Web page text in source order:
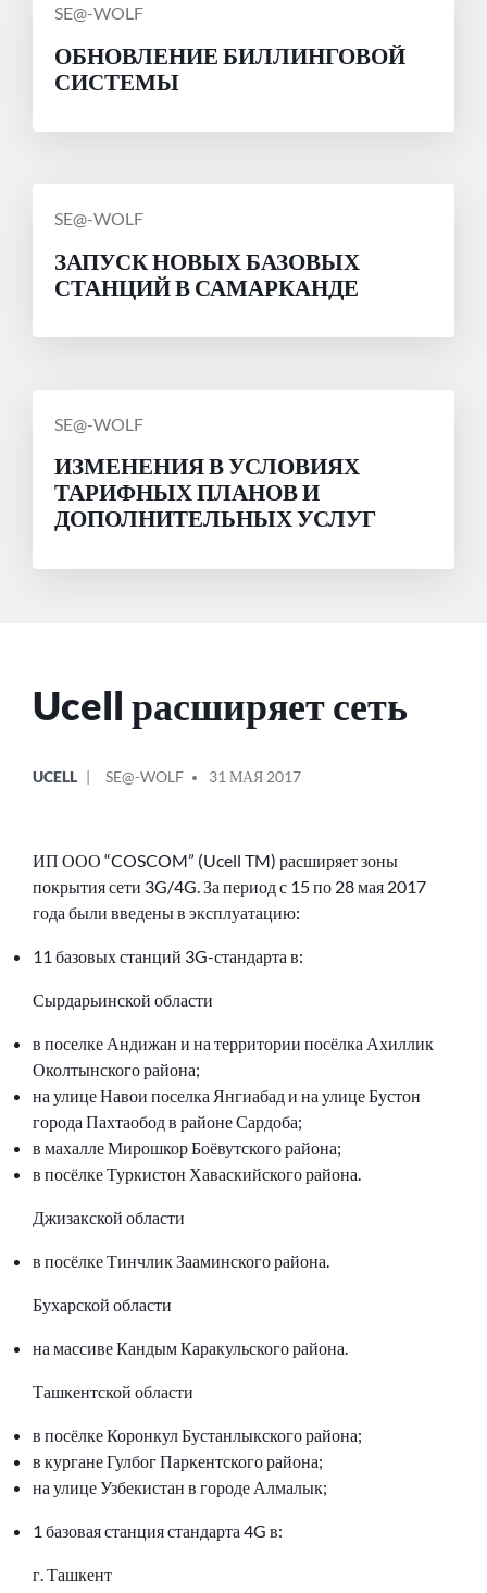
СООБЩЕНИЕ
SE@-WOLF
ОБНОВЛЕНИЕ БИЛЛИНГОВОЙ
СИСТЕМЫ
СООБЩЕНИЕ
SE@-WOLF
ЗАПУСК НОВЫХ БАЗОВЫХ
СТАНЦИЙ В САМАРКАНДЕ
СООБЩЕНИЕ
SE@-WOLF
ИЗМЕНЕНИЯ В УСЛОВИЯХ
ТАРИФНЫХ ПЛАНОВ И
ДОПОЛНИТЕЛЬНЫХ УСЛУГ
Ucell расширяет сеть
В
UCELL
ОТ
SE@-WOLF 31 МАЯ 2017
ИП ООО “COSCOM” (Ucell TM) расширяет зоны
покрытия сети 3G/4G. За период с 15 по 28 мая 2017
года были введены в эксплуатацию:
11 базовых станций 3G-стандарта в:
Сырдарьинской области
в поселке Андижан и на территории посёлка Ахиллик
Околтынского района;
на улице Навои поселка Янгиабад и на улице Бустон
города Пахтаобод в районе Сардоба;
в махалле Мирошкор Боёвутского района;
в посёлке Туркистон Хаваскийского района.
Джизакской области
в посёлке Тинчлик Зааминского района.
Бухарской области
на массиве Кандым Каракульского района.
Ташкентской области
в посёлке Коронкул Бустанлыкского района;
в кургане Гулбог Паркентского района;
на улице Узбекистан в городе Алмалык;
1 базовая станция стандарта 4G в:
г. Ташкент